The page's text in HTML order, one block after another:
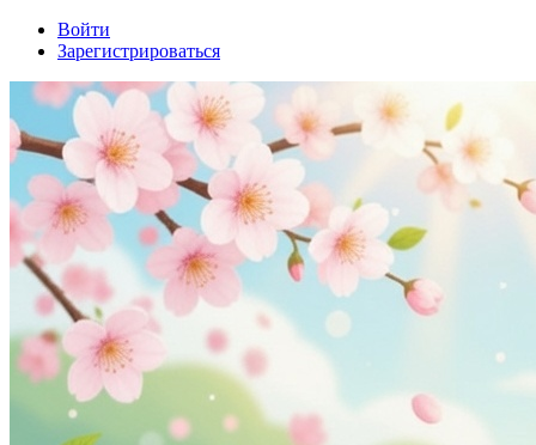
Войти
Зарегистрироваться